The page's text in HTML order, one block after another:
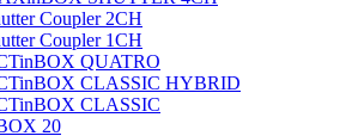
Coupler 2CH
Coupler 1CH
QUATRO
CLASSIC HYBRID
CLASSIC
20